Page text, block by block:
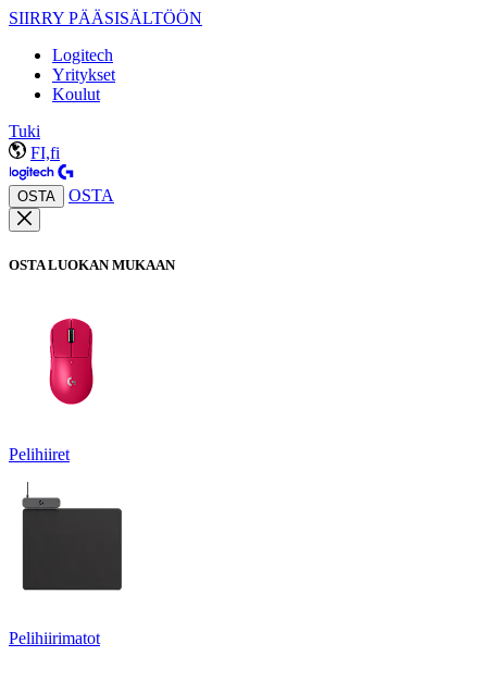
SIIRRY PÄÄSISÄLTÖÖN
Logitech
Yritykset
Koulut
Tuki
FI,fi
OSTA OSTA
OSTA LUOKAN MUKAAN
Pelihiiret
Pelihiirimatot